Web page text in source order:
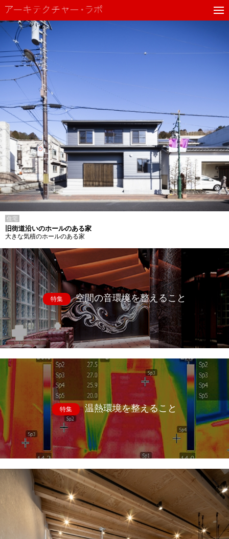
住宅
旧街道沿いのホールのある家
大きな気積のホールのある家
特集 空間の音環境を整えること
特集 温熱環境を整えること